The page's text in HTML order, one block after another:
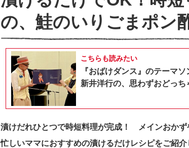
の、鮭のいりごまポン
こちらも読みたい
『おばけダンス』のテーマ
新井洋行の、思わずおどっち
漬けだれひとつで時短料理が完成！ メインおかず
忙しいママにおすすめの漬けるだけレシピをご紹介